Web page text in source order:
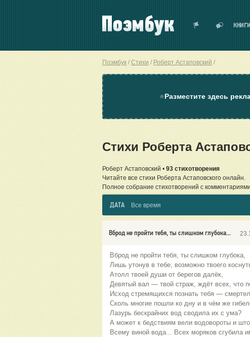
КНИГИ
Поэмбук Стихи Роберт Астаповский
⭐Разместите здесь
Стихи Роберта
Роберт Астаповский • 93 стихотворения
Читайте все стихи Роберта Астаповского онлайн.
Полное собрание стихотворений с
ДАТА Все время
Вброд не пройти тебя, ты слишком глубока...
Вброд не пройти тебя, ты слишком глубока,
Лишь утонув в тебе, возможно твоего
Атолл твоей души от берегов далёк,
Девятый вал — твой страж, ждёт всех, что
Исход стремящихся познать тебя —
Сколь многие пошли ко дну и в чём же
Лазурь бескрайних вод сводила их с ума?
А может к бедствиям вели водовороты и
Всему виной вода... Всех моряков сгубила